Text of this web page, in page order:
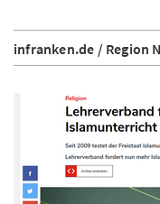
infranken.de / Region